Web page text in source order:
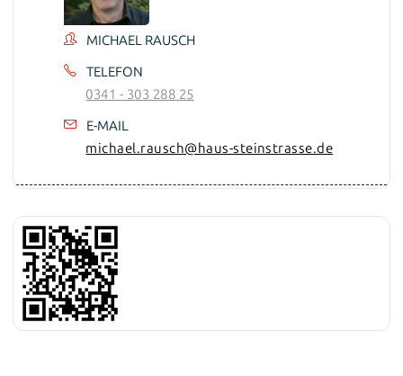
MICHAEL RAUSCH
TELEFON
0341 - 303 288 25
E-MAIL
michael.rausch@haus-steinstrasse.de